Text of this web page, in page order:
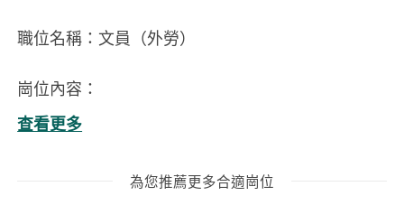
職位名稱：文員（外勞）
崗位內容：
負責日常文件整理、歸檔及資料輸入，確保資料
準確性與即時更新；
查看更多
為您推薦更多合適崗位